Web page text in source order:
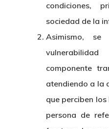
condiciones,
sociedad de la
Asimismo,
componente
atendiendo a la
que perciben
persona de